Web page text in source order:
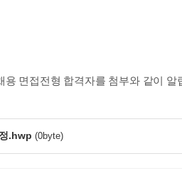
용 면접전형 합격자를 첨부와 같이 알
.hwp (0byte)